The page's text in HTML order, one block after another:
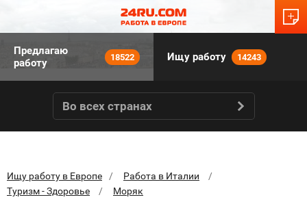
Предлагаю
работу
18522 Ищу работу 14243
Во всех странах
Ищу работу в Европе
Работа в Италии
Туризм - Здоровье
Моряк